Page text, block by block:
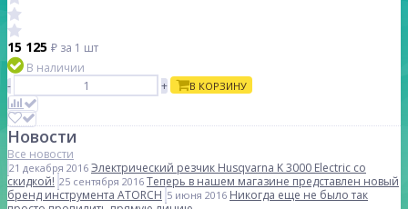
15 125 ₽ за 1 шт
В наличии
-
+ В КОРЗИНУ
Новости
Все новости
21 декабря 2016 Электрический резчик Husqvarna K 3000 Electric со
скидкой! 25 сентября 2016 Теперь в нашем магазине представлен новый
бренд инструмента ATORCH 5 июня 2016 Никогда еще не было так